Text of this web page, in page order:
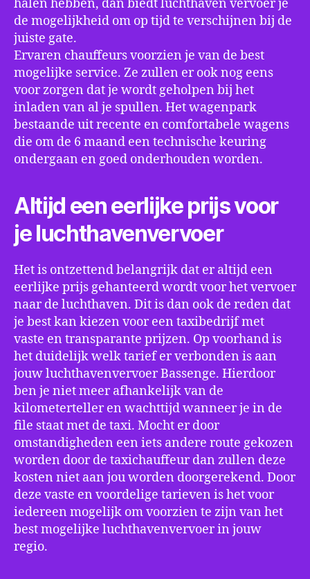
halen hebben, dan biedt luchthaven vervoer je
de mogelijkheid om op tijd te verschijnen bij de
juiste gate.
Ervaren chauffeurs voorzien je van de best
mogelijke service. Ze zullen er ook nog eens
voor zorgen dat je wordt geholpen bij het
inladen van al je spullen. Het wagenpark
bestaande uit recente en comfortabele wagens
die om de 6 maand een technische keuring
ondergaan en goed onderhouden worden.
Altijd een eerlijke prijs voor
je luchthavenvervoer
Het is ontzettend belangrijk dat er altijd een
eerlijke prijs gehanteerd wordt voor het vervoer
naar de luchthaven. Dit is dan ook de reden dat
je best kan kiezen voor een taxibedrijf met
vaste en transparante prijzen. Op voorhand is
het duidelijk welk tarief er verbonden is aan
jouw luchthavenvervoer Bassenge. Hierdoor
ben je niet meer afhankelijk van de
kilometerteller en wachttijd wanneer je in de
file staat met de taxi. Mocht er door
omstandigheden een iets andere route gekozen
worden door de taxichauffeur dan zullen deze
kosten niet aan jou worden doorgerekend. Door
deze vaste en voordelige tarieven is het voor
iedereen mogelijk om voorzien te zijn van het
best mogelijke luchthavenvervoer in jouw
regio.